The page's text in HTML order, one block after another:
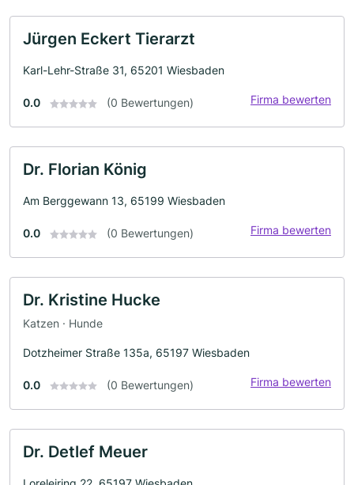
Jürgen Eckert Tierarzt
Karl-Lehr-Straße 31, 65201 Wiesbaden
0.0 (0 Bewertungen) Firma bewerten
Dr. Florian König
Am Berggewann 13, 65199 Wiesbaden
0.0 (0 Bewertungen) Firma bewerten
Dr. Kristine Hucke
Katzen · Hunde
Dotzheimer Straße 135a, 65197 Wiesbaden
0.0 (0 Bewertungen) Firma bewerten
Dr. Detlef Meuer